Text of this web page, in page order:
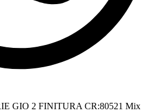
GIO 2 FINITURA CR:80521 Mix